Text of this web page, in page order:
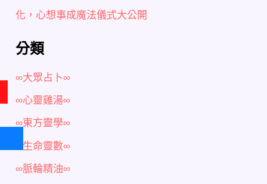
化，心想事成魔法儀式大公開
分類
∞大眾占卜∞
∞心靈雞湯∞
∞東方靈學∞
∞生命靈數∞
∞脈輪精油∞